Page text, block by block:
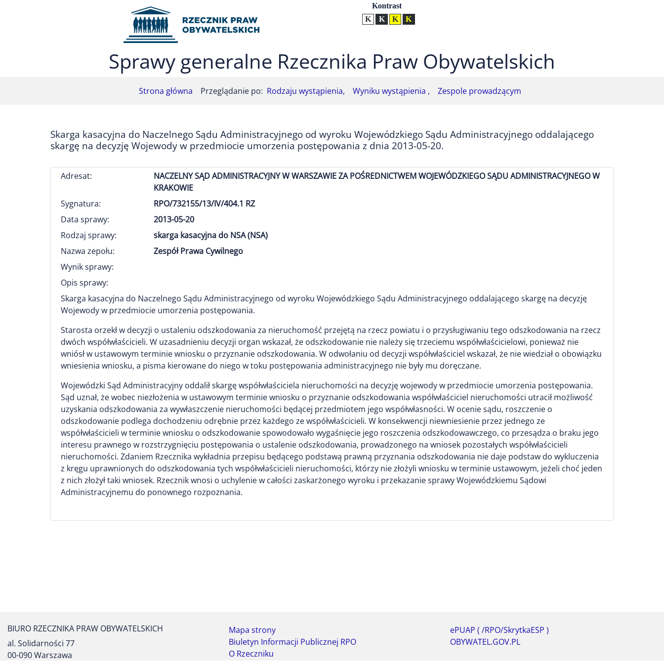
Przejdź do menu głównego (nacisnij Enter)
Przejdź do mapy serwisu (nacisnij Enter) UstawieniaKontrast
Kontrast normalny
Kontrast biały tekst na czarnym
Kontrast czarny tekst na żółtym
Sprawy generalne Rzecznika Praw Obywatelskich
Strona główna Przeglądanie po: Rodzaju wystąpienia, Wyniku wystąpienia , Zespole prowadzącym
Skarga kasacyjna do Naczelnego Sądu Administracyjnego od wyroku Wojewódzkiego Sądu Administracyjnego oddalającego
skargę na decyzję Wojewody w przedmiocie umorzenia postępowania z dnia 2013-05-20.
Adresat:
NACZELNY SĄD ADMINISTRACYJNY W WARSZAWIE ZA POŚREDNICTWEM WOJEWÓDZKIEGO SĄDU ADMINISTRACYJNEGO W
KRAKOWIE
Sygnatura:
RPO/732155/13/IV/404.1 RZ
Data sprawy:
2013-05-20
Rodzaj sprawy:
skarga kasacyjna do NSA (NSA)
Nazwa zepołu:
Zespół Prawa Cywilnego
Wynik sprawy:
Opis sprawy:
Skarga kasacyjna do Naczelnego Sądu Administracyjnego od wyroku Wojewódzkiego Sądu Administracyjnego oddalającego skargę na decyzję
Wojewody w przedmiocie umorzenia postępowania.
Starosta orzekł w decyzji o ustaleniu odszkodowania za nieruchomość przejętą na rzecz powiatu i o przysługiwaniu tego odszkodowania na rzecz
dwóch współwłaścicieli. W uzasadnieniu decyzji organ wskazał, że odszkodowanie nie należy się trzeciemu współwłaścicielowi, ponieważ nie
wniósł w ustawowym terminie wniosku o przyznanie odszkodowania. W odwołaniu od decyzji współwłaściciel wskazał, że nie wiedział o obowiązku
wniesienia wniosku, a pisma kierowane do niego w toku postępowania administracyjnego nie były mu doręczane.
Wojewódzki Sąd Administracyjny oddalił skargę współwłaściciela nieruchomości na decyzję wojewody w przedmiocie umorzenia postępowania.
Sąd uznał, że wobec niezłożenia w ustawowym terminie wniosku o przyznanie odszkodowania współwłaściciel nieruchomości utracił możliwość
uzyskania odszkodowania za wywłaszczenie nieruchomości będącej przedmiotem jego współwłasności. W ocenie sądu, roszczenie o
odszkodowanie podlega dochodzeniu odrębnie przez każdego ze współwłaścicieli. W konsekwencji niewniesienie przez jednego ze
współwłaścicieli w terminie wniosku o odszkodowanie spowodowało wygaśnięcie jego roszczenia odszkodowawczego, co przesądza o braku jego
interesu prawnego w rozstrzygnięciu postępowania o ustalenie odszkodowania, prowadzonego na wniosek pozostałych współwłaścicieli
nieruchomości. Zdaniem Rzecznika wykładnia przepisu będącego podstawą prawną przyznania odszkodowania nie daje podstaw do wykluczenia
z kręgu uprawnionych do odszkodowania tych współwłaścicieli nieruchomości, którzy nie złożyli wniosku w terminie ustawowym, jeżeli choć jeden
z nich złożył taki wniosek. Rzecznik wnosi o uchylenie w całości zaskarżonego wyroku i przekazanie sprawy Wojewódzkiemu Sądowi
Administracyjnemu do ponownego rozpoznania.
BIURO RZECZNIKA PRAW OBYWATELSKICH
al. Solidarności 77
00-090 Warszawa
Mapa strony
Biuletyn Informacji Publicznej RPO
O Rzeczniku
ePUAP ( /RPO/SkrytkaESP )
OBYWATEL.GOV.PL